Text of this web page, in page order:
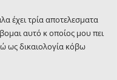
έχει τρία αποτελεσματα
αυτό κ οποίος μου πει
ως δικαιολογία κόβω